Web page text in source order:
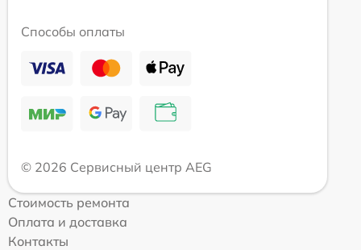
Способы оплаты
© 2026 Сервисный центр AEG
Стоимость ремонта
Оплата и доставка
Контакты